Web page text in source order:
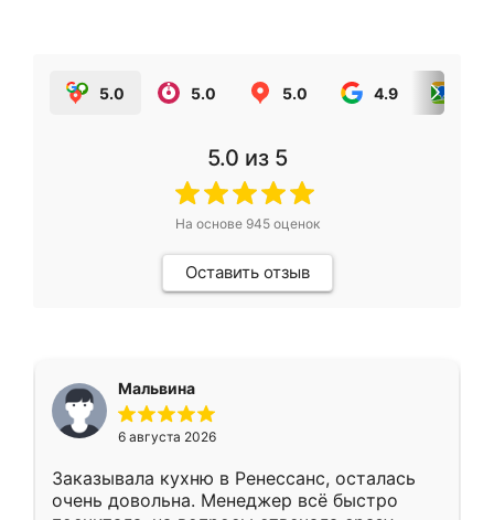
5.0 5.0 5.0 4.9
5.0 из 5
На основе 945оценок
Оставить отзыв
Мальвина
6 августа 2026
Заказывала кухню в Ренессанс, осталась
очень довольна. Менеджер всё быстро